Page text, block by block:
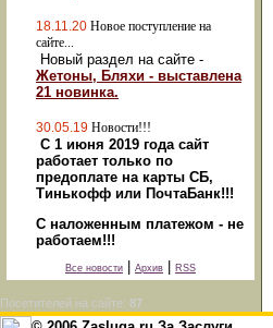
18.11.20 Новое поступление на
сайте...
Новый раздел на сайте -
Жетоны, Бляхи - выставлена
21 новинка.
30.05.19 Новости!!!
С 1 июня 2019 года сайт
работает только по
предоплате на карты СБ,
Тинькофф или ПочтаБанк!!!
С наложенным платежом - не
работаем!!!
Все новости Архив RSS
Посетителей на сайте: 87